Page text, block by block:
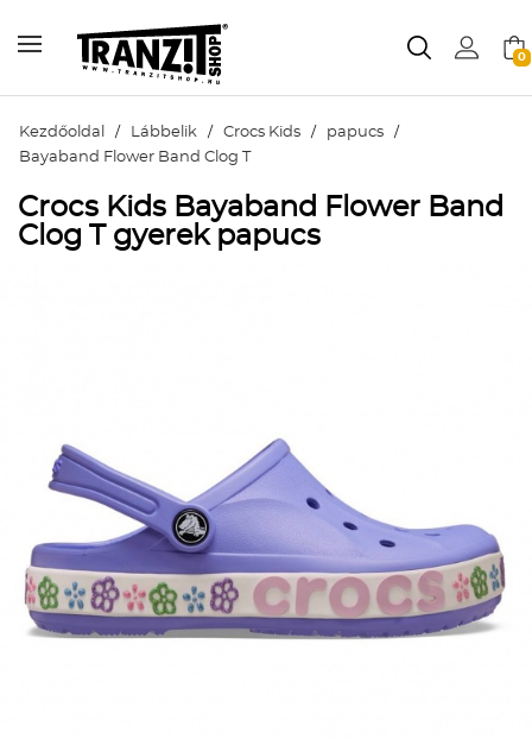
0
Kezdőoldal / Lábbelik / Crocs Kids / papucs /
Bayaband Flower Band Clog T
Crocs Kids Bayaband Flower Band
Clog T gyerek papucs